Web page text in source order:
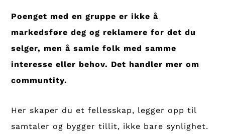
Poenget med en gruppe er ikke å
markedsføre deg og reklamere for det du
selger, men å samle folk med samme
interesse eller behov. Det handler mer om
communtity.
Her skaper du et fellesskap, legger opp til
samtaler og bygger tillit, ikke bare synlighet.